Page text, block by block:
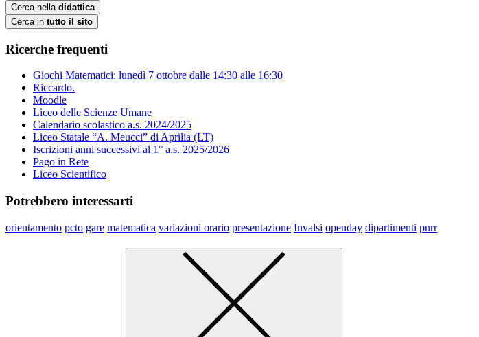
Cerca nella didattica
Cerca in tutto il sito
Ricerche frequenti
Giochi Matematici: lunedì 7 ottobre dalle 14:30 alle 16:30
Riccardo.
Moodle
Liceo delle Scienze Umane
Calendario scolastico a.s. 2024/2025
Liceo Statale “A. Meucci” di Aprilia (LT)
Iscrizioni anni successivi al 1° a.s. 2025/2026
Pago in Rete
Liceo Scientifico
Potrebbero interessarti
orientamento pcto gare matematica variazioni orario presentazione Invalsi openday dipartimenti pnrr